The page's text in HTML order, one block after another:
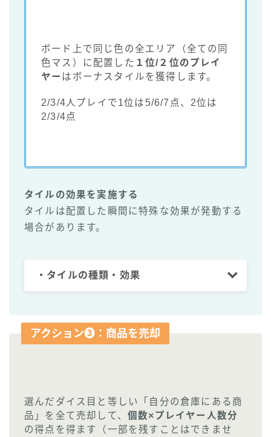
ボード上で同じ色の全エリア（全ての同
色マス）に配置した １位/２位のプレイ
ヤー はボーナスタイルを獲得します。
2/3/4人プレイで1位は5/6/7点、2位は
2/3/4点
タイルの効果を実施する
タイルは配置した瞬間に特殊な効果が発動する
場合があります。
・タイルの種類・効果
アクション❸： 商品を売却
選んだダイス目と等しい「自分の倉庫にある商
品」を全て売却して、 個数×プレイヤー人数分
の得点を得ます（一部を残すことはできませ